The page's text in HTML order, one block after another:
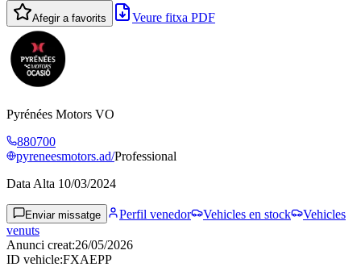
Afegir a favorits Veure fitxa PDF
Pyrénées Motors VO
880700
pyreneesmotors.ad/Professional
Data Alta 10/03/2024
Enviar missatge Perfil venedor Vehicles en stock
Vehicles
venuts
Anunci creat:26/05/2026
ID vehicle:FXAEPP